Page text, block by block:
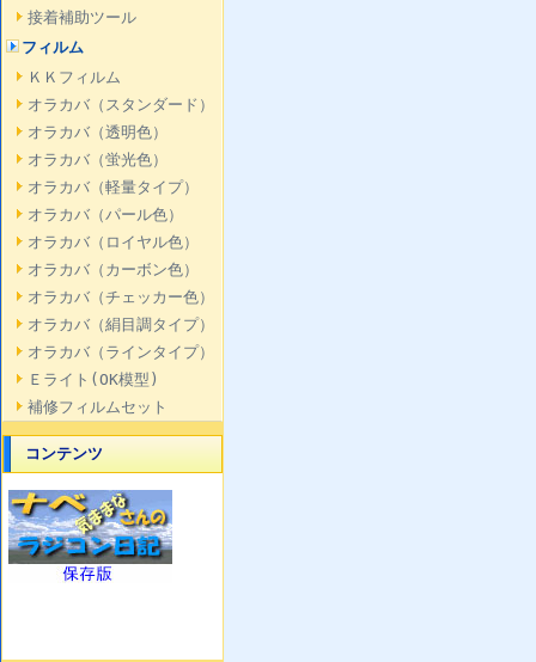
接着補助ツール
フィルム
ＫＫフィルム
オラカバ（スタンダード）
オラカバ（透明色）
オラカバ（蛍光色）
オラカバ（軽量タイプ）
オラカバ（パール色）
オラカバ（ロイヤル色）
オラカバ（カーボン色）
オラカバ（チェッカー色）
オラカバ（絹目調タイプ）
オラカバ（ラインタイプ）
Ｅライト(OK模型)
補修フィルムセット
コンテンツ